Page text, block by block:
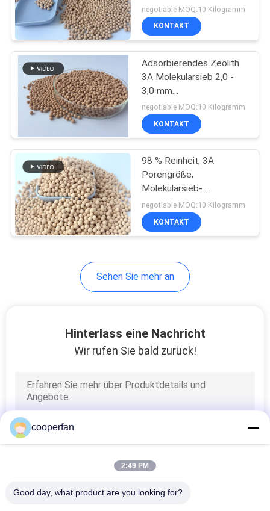
Molekularsiebe des
Zeoliths
Kohlenstoff-
Molekularsieb
Aktivierte Tonerde-
Abkühlendes
Trockenmittel
Molekularsieb-Zeolith
negotiable MOQ:10 Kilogramm
KONTAKT
Adsorbierendes Zeolith
3A Molekularsieb 2,0 -
3,0 mm
Feuchtigkeitsgehalt 0,3
% Schüttdichte G/Ml ≥
0,7
negotiable MOQ:10 Kilogramm
KONTAKT
98 % Reinheit, 3A
Porengröße,
Molekularsieb-
Adsorbens-Kugelperlen
für die Ethanol-
Dehydrierung mit pH 7–9
negotiable MOQ:10 Kilogramm
KONTAKT
Sehen Sie mehr an
Hinterlass eine Nachricht
Wir rufen Sie bald zurück!
cooperfan
2:49 PM
Good day, what product are you looking for?